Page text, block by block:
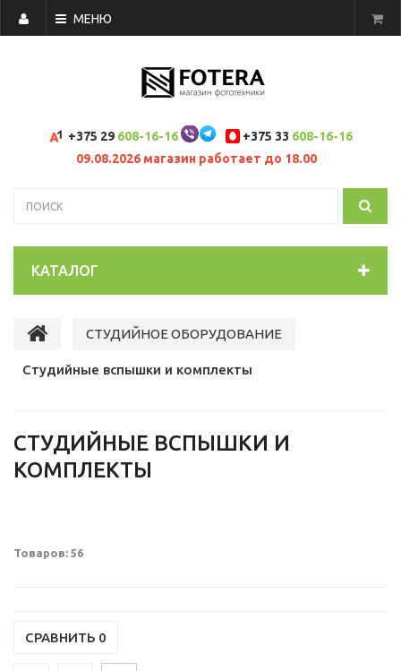
МЕНЮ
+375 29 608-16-16 +375 33 608-16-16
09.08.2026 магазин работает до 18.00
КАТАЛОГ
СТУДИЙНОЕ ОБОРУДОВАНИЕ
Студийные вспышки и комплекты
СТУДИЙНЫЕ ВСПЫШКИ И
КОМПЛЕКТЫ
Товаров: 56
СРАВНИТЬ 0